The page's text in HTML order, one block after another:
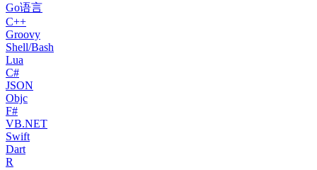
Go语言
C++
Groovy
Shell/Bash
Lua
C#
JSON
Objc
F#
VB.NET
Swift
Dart
R